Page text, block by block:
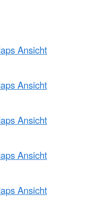
Ansicht
Ansicht
Ansicht
Ansicht
Ansicht